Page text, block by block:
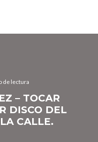
de lectura
– TOCAR
DISCO DEL
CALLE.